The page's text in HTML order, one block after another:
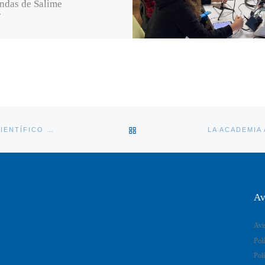
de Salime
VOLVER A LA LISTA DE